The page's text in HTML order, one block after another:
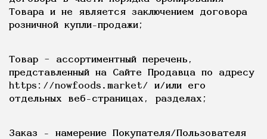
Товара и не является заключением договора
розничной купли-продажи;
Товар – ассортиментный перечень,
представленный на Сайте Продавца по адресу
https://nowfoods.market/ и/или его
отдельных веб-страницах, разделах;
Заказ - намерение Покупателя/Пользователя